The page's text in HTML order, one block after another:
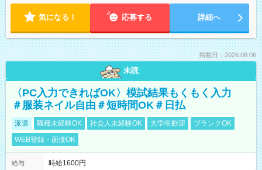
気になる！ 応募する 詳細へ
掲載日：2026.08.06
未読
〈PC入力できればOK〉模試結果もくもく入力
＃服装ネイル自由＃短時間OK＃日払
派遣 職種未経験OK 社会人未経験OK 大学生歓迎
ブランクOK
WEB登録・面接OK
給与 時給1600円